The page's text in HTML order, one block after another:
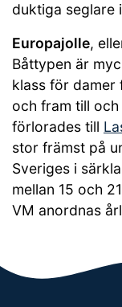
duktiga seglare
Europajolle,
Båttypen är
klass för damer
och fram till och
förlorades till
stor främst på
Sveriges i
mellan 15 och
VM anordnas